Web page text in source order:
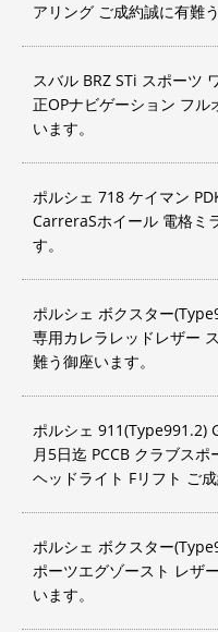
アリング ご成約誠に有難
スバル BRZ STi スポーツ
正OPナビゲーション フ
います。
ポルシェ 718 ケイマン
CarreraSホイール 電格ミ
す。
ポルシェ ボクスター
専用カレラレッドレザー
難う御座います。
ポルシェ 911(Type991.2)
月5日迄 PCCB クラブスポ
ヘッドライト Fリフト ご
ポルシェ ボクスター
ポーツエグゾースト レザ
います。